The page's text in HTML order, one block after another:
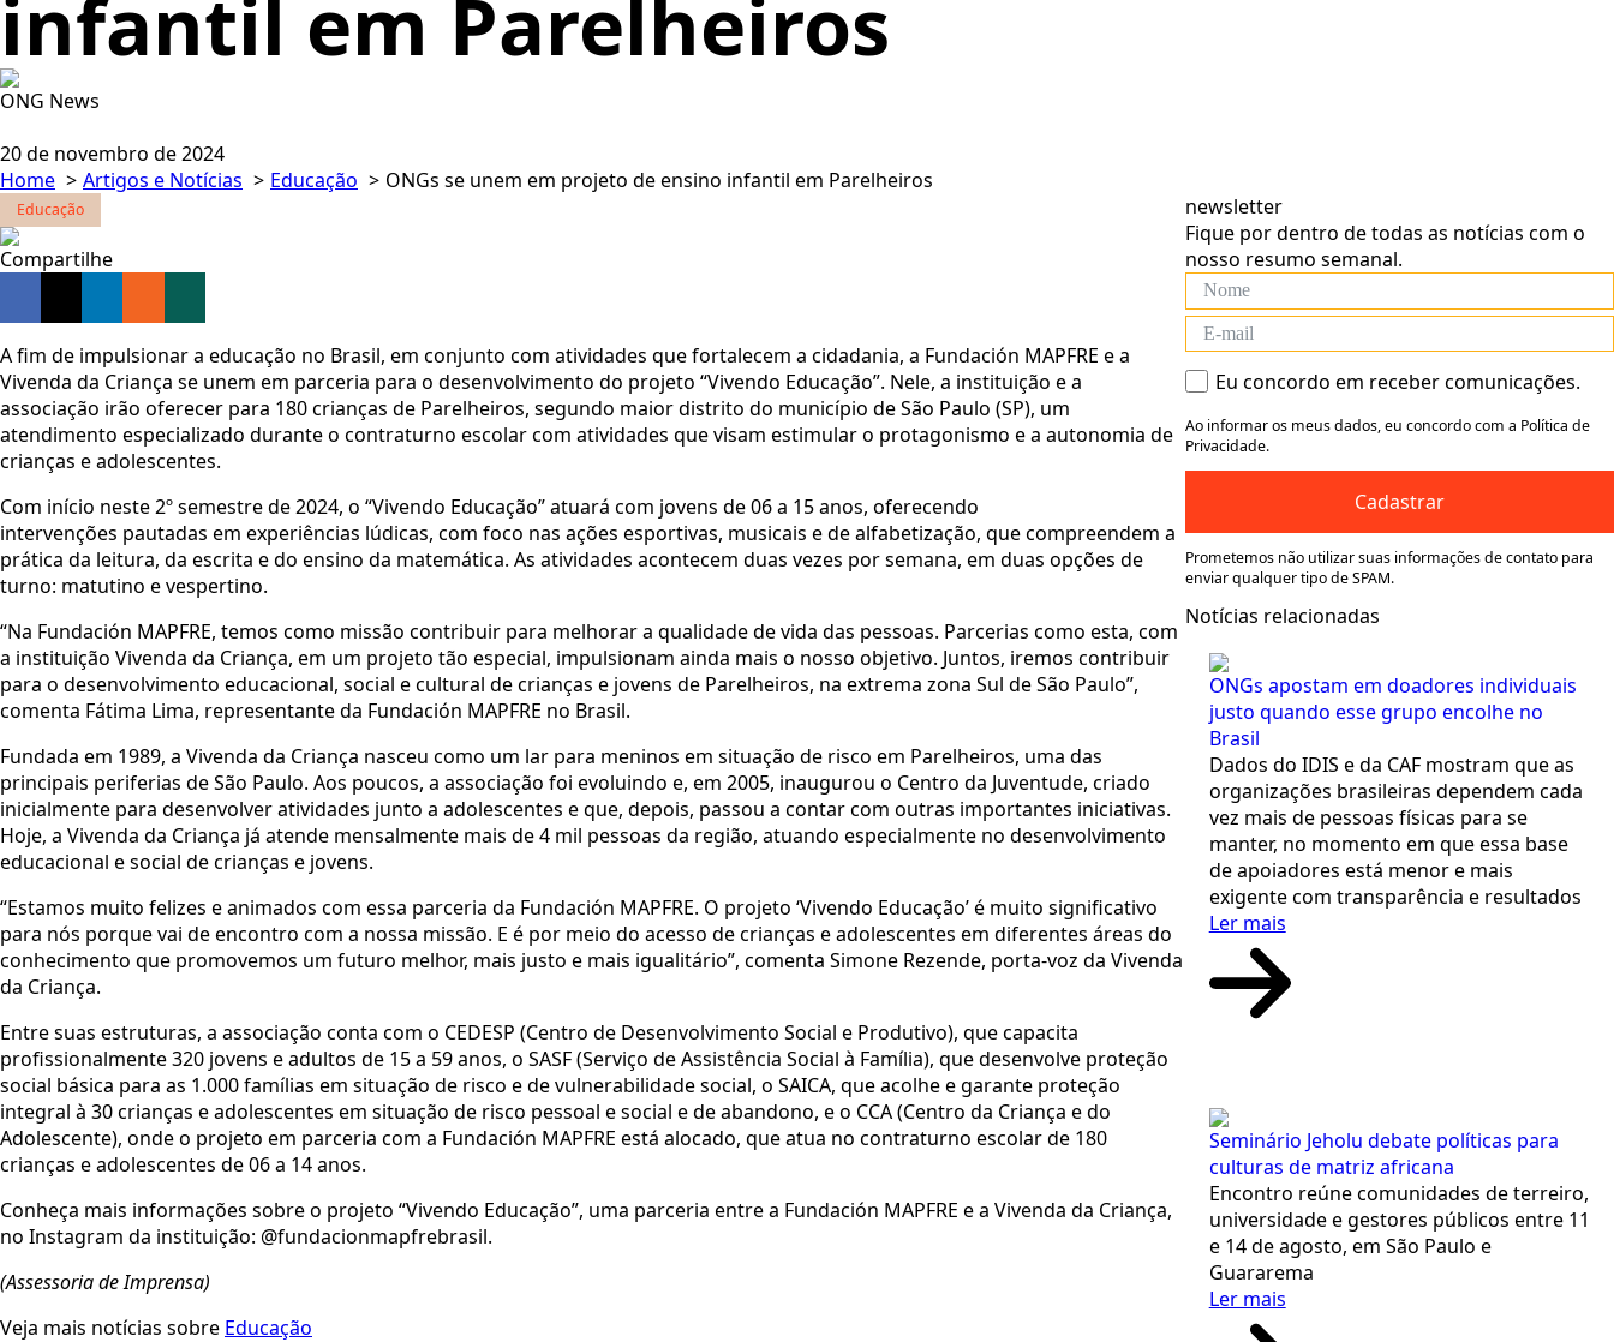
infantil em Parelheiros
ONG News
20 de novembro de 2024
Home
Artigos e Notícias Educação ONGs se unem em projeto de ensino infantil em Parelheiros
Educação
Compartilhe
A fim de impulsionar a educação no Brasil, em conjunto com atividades que fortalecem a cidadania, a Fundación MAPFRE e a
Vivenda da Criança se unem em parceria para o desenvolvimento do projeto “Vivendo Educação”. Nele, a instituição e a
associação irão oferecer para 180 crianças de Parelheiros, segundo maior distrito do município de São Paulo (SP), um
atendimento especializado durante o contraturno escolar com atividades que visam estimular o protagonismo e a autonomia de
crianças e adolescentes.
Com início neste 2º semestre de 2024, o “Vivendo Educação” atuará com jovens de 06 a 15 anos, oferecendo
intervenções pautadas em experiências lúdicas, com foco nas ações esportivas, musicais e de alfabetização, que compreendem a
prática da leitura, da escrita e do ensino da matemática. As atividades acontecem duas vezes por semana, em duas opções de
turno: matutino e vespertino.
“Na Fundación MAPFRE, temos como missão contribuir para melhorar a qualidade de vida das pessoas. Parcerias como esta, com
a instituição Vivenda da Criança, em um projeto tão especial, impulsionam ainda mais o nosso objetivo. Juntos, iremos contribuir
para o desenvolvimento educacional, social e cultural de crianças e jovens de Parelheiros, na extrema zona Sul de São Paulo”,
comenta Fátima Lima, representante da Fundación MAPFRE no Brasil.
Fundada em 1989, a Vivenda da Criança nasceu como um lar para meninos em situação de risco em Parelheiros, uma das
principais periferias de São Paulo. Aos poucos, a associação foi evoluindo e, em 2005, inaugurou o Centro da Juventude, criado
inicialmente para desenvolver atividades junto a adolescentes e que, depois, passou a contar com outras importantes iniciativas.
Hoje, a Vivenda da Criança já atende mensalmente mais de 4 mil pessoas da região, atuando especialmente no desenvolvimento
educacional e social de crianças e jovens.
“Estamos muito felizes e animados com essa parceria da Fundación MAPFRE. O projeto ‘Vivendo Educação’ é muito significativo
para nós porque vai de encontro com a nossa missão. E é por meio do acesso de crianças e adolescentes em diferentes áreas do
conhecimento que promovemos um futuro melhor, mais justo e mais igualitário”, comenta Simone Rezende, porta-voz da Vivenda
da Criança.
Entre suas estruturas, a associação conta com o CEDESP (Centro de Desenvolvimento Social e Produtivo), que capacita
profissionalmente 320 jovens e adultos de 15 a 59 anos, o SASF (Serviço de Assistência Social à Família), que desenvolve proteção
social básica para as 1.000 famílias em situação de risco e de vulnerabilidade social, o SAICA, que acolhe e garante proteção
integral à 30 crianças e adolescentes em situação de risco pessoal e social e de abandono, e o CCA (Centro da Criança e do
Adolescente), onde o projeto em parceria com a Fundación MAPFRE está alocado, que atua no contraturno escolar de 180
crianças e adolescentes de 06 a 14 anos.
Conheça mais informações sobre o projeto “Vivendo Educação”, uma parceria entre a Fundación MAPFRE e a Vivenda da Criança,
no Instagram da instituição: @fundacionmapfrebrasil.
(Assessoria de Imprensa)
Veja mais notícias sobre Educação
newsletter
Fique por dentro de todas as notícias com o
nosso resumo semanal.
Eu concordo em receber comunicações.
Ao informar os meus dados, eu concordo com a Política de
Privacidade.
Cadastrar
Prometemos não utilizar suas informações de contato para
enviar qualquer tipo de SPAM.
Notícias relacionadas
ONGs apostam em doadores individuais
justo quando esse grupo encolhe no
Brasil
Dados do IDIS e da CAF mostram que as
organizações brasileiras dependem cada
vez mais de pessoas físicas para se
manter, no momento em que essa base
de apoiadores está menor e mais
exigente com transparência e resultados
Ler mais
Seminário Jeholu debate políticas para
culturas de matriz africana
Encontro reúne comunidades de terreiro,
universidade e gestores públicos entre 11
e 14 de agosto, em São Paulo e
Guararema
Ler mais